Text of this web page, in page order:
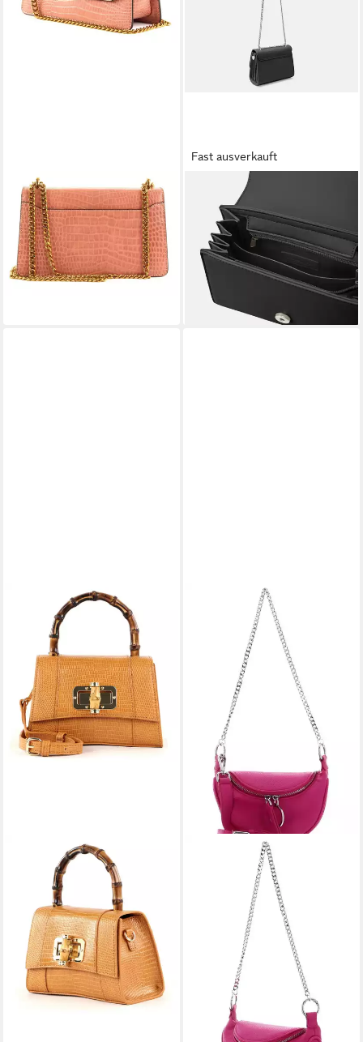
SEIDENFELT MANUFAKTUR
Abendtasche
24,95 € UVP 79,90 €
-69%
lieferbar - in 2-3 Werktagen bei dir
Fast ausverkauft
SEIDENFELT MANUFAKTUR
Umhängetasche Naantali,
Kunstleder
ab 40,75 € UVP79,90 €
-49%
lieferbar - in 2-3 Werktagen bei dir